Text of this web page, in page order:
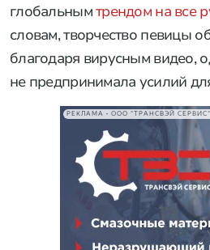
глобальнымтрендом на все
словам, творчество певицы
благодаря вирусным видео,
не предпринимала усилий